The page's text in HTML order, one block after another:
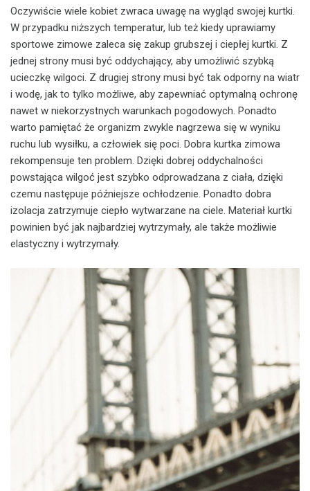
Oczywiście wiele kobiet zwraca uwagę na wygląd swojej kurtki.
W przypadku niższych temperatur, lub też kiedy uprawiamy
sportowe zimowe zaleca się zakup grubszej i ciepłej kurtki. Z
jednej strony musi być oddychający, aby umożliwić szybką
ucieczkę wilgoci. Z drugiej strony musi być tak odporny na wiatr
i wodę, jak to tylko możliwe, aby zapewniać optymalną ochronę
nawet w niekorzystnych warunkach pogodowych. Ponadto
warto pamiętać że organizm zwykle nagrzewa się w wyniku
ruchu lub wysiłku, a człowiek się poci. Dobra kurtka zimowa
rekompensuje ten problem. Dzięki dobrej oddychalności
powstająca wilgoć jest szybko odprowadzana z ciała, dzięki
czemu następuje późniejsze ochłodzenie. Ponadto dobra
izolacja zatrzymuje ciepło wytwarzane na ciele. Materiał kurtki
powinien być jak najbardziej wytrzymały, ale także możliwie
elastyczny i wytrzymały.